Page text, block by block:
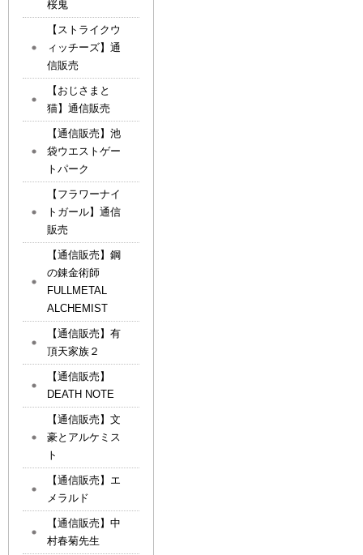
桜鬼
【ストライクウ
ィッチーズ】通
信販売
【おじさまと
猫】通信販売
【通信販売】池
袋ウエストゲー
トパーク
【フラワーナイ
トガール】通信
販売
【通信販売】鋼
の錬金術師
FULLMETAL
ALCHEMIST
【通信販売】有
頂天家族２
【通信販売】
DEATH NOTE
【通信販売】文
豪とアルケミス
ト
【通信販売】エ
メラルド
【通信販売】中
村春菊先生